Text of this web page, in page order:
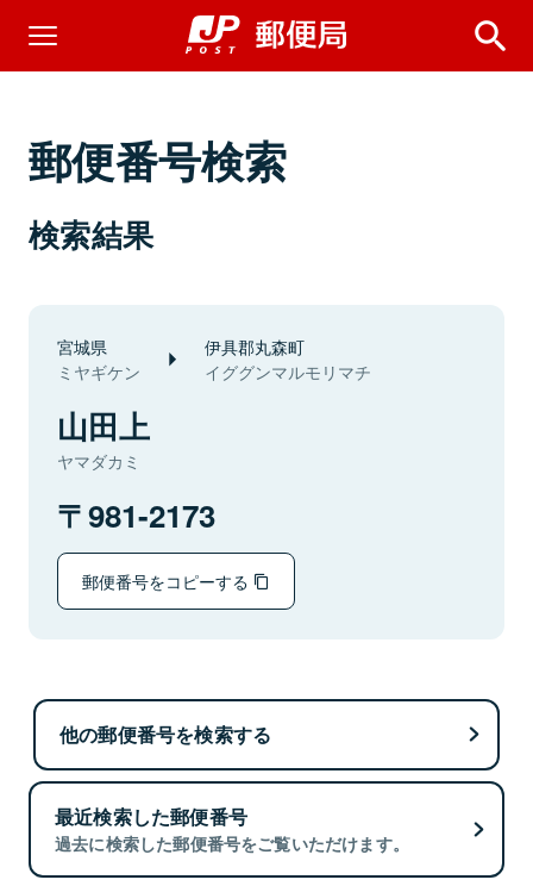
郵便番号検索
検索結果
宮城県
ミヤギケン
伊具郡丸森町
イググンマルモリマチ
山田上
ヤマダカミ
981-2173
郵便番号をコピーする
他の郵便番号を検索する
最近検索した郵便番号
過去に検索した郵便番号をご覧いただけます。